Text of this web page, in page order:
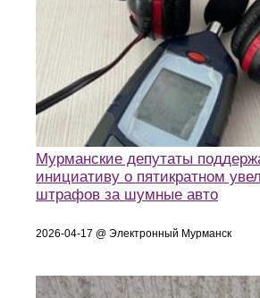
Мурманские депутаты
инициативу о пятикратном
штрафов за шумные авто
2026-04-17 @ Электронный Мурманск